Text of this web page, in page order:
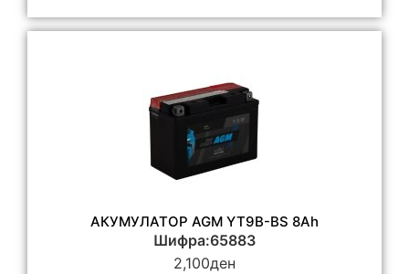
АКУМУЛАТОР AGM YT9B-BS 8Ah
Шифра:65883
2,100ден